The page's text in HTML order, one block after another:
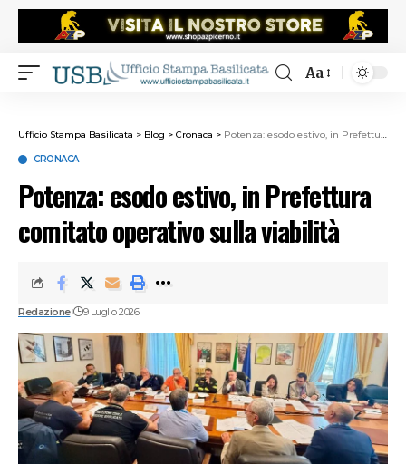
Aa
Ufficio Stampa Basilicata > Blog > Cronaca > Potenza: esodo estivo, in Prefettura comitato operativo sulla viabilità
CRONACA
Potenza: esodo estivo, in Prefettura
comitato operativo sulla viabilità
Redazione 9 Luglio 2026